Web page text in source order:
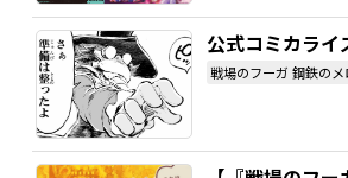
公式コミカライ
戦場のフーガ 鋼鉄のメ